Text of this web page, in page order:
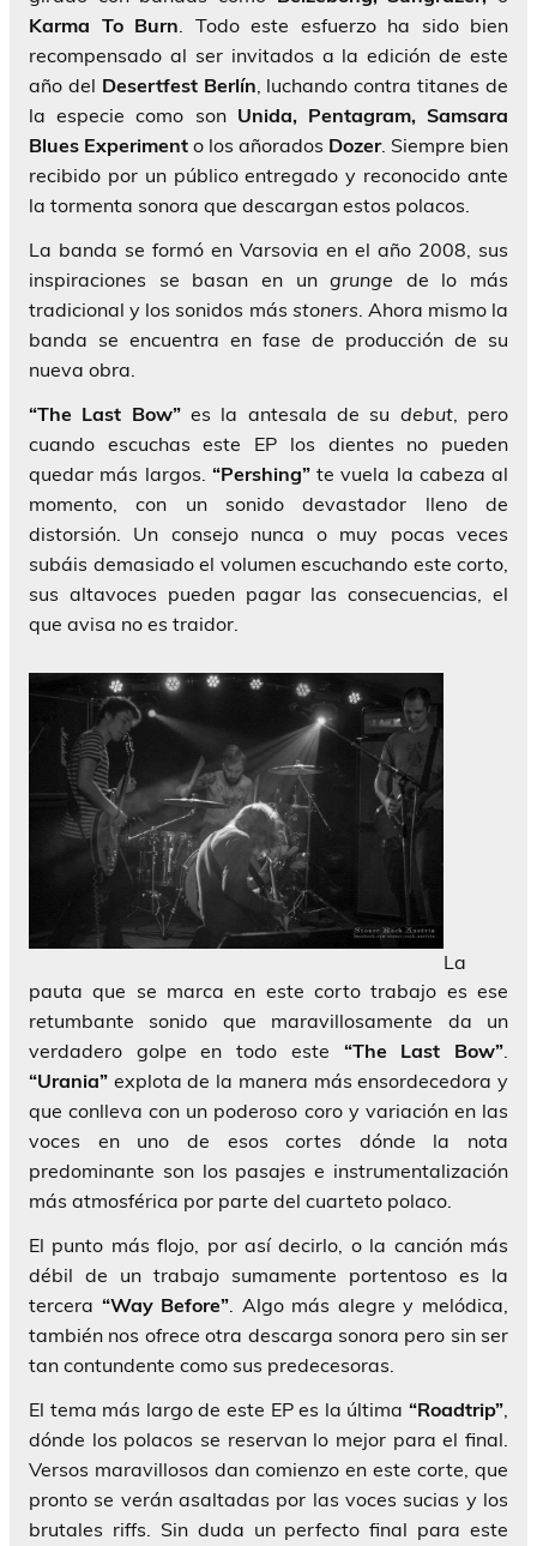
Karma To Burn . Todo este esfuerzo ha sido bien
recompensado al ser invitados a la edición de este
año del Desertfest Berlín , luchando contra titanes de
la especie como son Unida, Pentagram, Samsara
Blues Experiment o los añorados Dozer. Siempre bien
recibido por un público entregado y reconocido ante
la tormenta sonora que descargan estos polacos.
La banda se formó en Varsovia en el año 2008, sus
inspiraciones se basan en ungrunge de lo más
tradicional y los sonidos más stoners . Ahora mismo la
banda se encuentra en fase de producción de su
nueva obra.
“The Last Bow”es la antesala de su debut, pero
cuando escuchas este EP los dientes no pueden
quedar más largos. “Pershing”te vuela la cabeza al
momento, con un sonido devastador lleno de
distorsión. Un consejo nunca o muy pocas veces
subáis demasiado el volumen escuchando este corto,
sus altavoces pueden pagar las consecuencias, el
que avisa no es traidor.
La
pauta que se marca en este corto trabajo es ese
retumbante sonido que maravillosamente da un
verdadero golpe en todo este “The Last Bow”.
“Urania” explota de la manera más ensordecedora y
que conlleva con un poderoso coro y variación en las
voces en uno de esos cortes dónde la nota
predominante son los pasajes e instrumentalización
más atmosférica por parte del cuarteto polaco.
El punto más flojo, por así decirlo, o la canción más
débil de un trabajo sumamente portentoso es la
tercera “Way Before”. Algo más alegre y melódica,
también nos ofrece otra descarga sonora pero sin ser
tan contundente como sus predecesoras.
El tema más largo de este EP es la última “Roadtrip”,
dónde los polacos se reservan lo mejor para el final.
Versos maravillosos dan comienzo en este corte, que
pronto se verán asaltadas por las voces sucias y los
brutales riffs. Sin duda un perfecto final para este